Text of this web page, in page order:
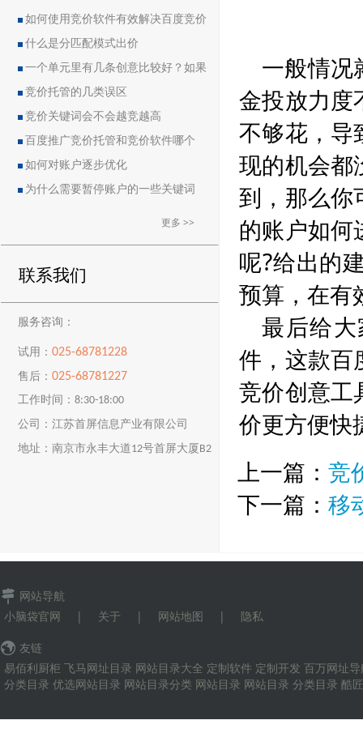
如何使用竞价软件有效解决百度竞价
中的恶点问题
什么是分匹配模式出价
一个单元里有几条创意比较好？如果
删除创意会导致账户流量突然下降吗？
竞价托管的几类误区
竞价关键词会不会越竞越高
百度推广竞价托管和竞价软件哪个
好？
如何对账户逐步优化
为什么需要暂停账户的一些关键词
更多 >>
联系我们
服务咨询：
试用：025-68781228
售后：025-68781227
工作时间：8:30-18:00
公司：江苏首屏信息产业有限公司
地址：南京市永丰大道12号首屏大厦B2
一般情况
金投放力度
不够花，导
现的机会都
到，那么你
的账户如何
呢?给出的
预算，在有
最后给
件，这款百
竞价创意工
价更方便快
上一篇： 竞
下一篇： 移
网站导航
小脑袋官网
| 关于 | 网站地图 | 隐私
友链
易佰利厨柜 飞马网址目录 网站目录大全 定制软件 定制开发 百万网址
分类目录 优选网站目录 网站目录分类 网站目录 网站目录 分类目录 酷